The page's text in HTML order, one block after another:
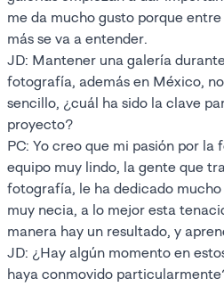
me da mucho gusto porque
más se va a entender.
JD: Mantener una galería
fotografía, además en México,
sencillo, ¿cuál ha sido la clave
proyecto?
PC: Yo creo que mi pasión por la
equipo muy lindo, la gente que
fotografía, le ha dedicado
muy necia, a lo mejor esta
manera hay un resultado, y
JD: ¿Hay algún momento en
haya conmovido